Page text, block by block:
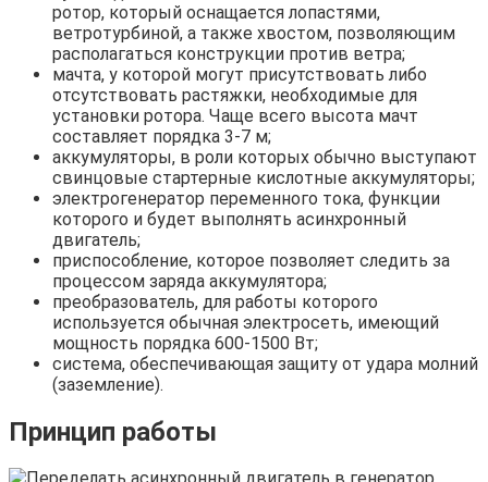
ротор, который оснащается лопастями,
ветротурбиной, а также хвостом, позволяющим
располагаться конструкции против ветра;
мачта, у которой могут присутствовать либо
отсутствовать растяжки, необходимые для
установки ротора. Чаще всего высота мачт
составляет порядка 3-7 м;
аккумуляторы, в роли которых обычно выступают
свинцовые стартерные кислотные аккумуляторы;
электрогенератор переменного тока, функции
которого и будет выполнять асинхронный
двигатель;
приспособление, которое позволяет следить за
процессом заряда аккумулятора;
преобразователь, для работы которого
используется обычная электросеть, имеющий
мощность порядка 600-1500 Вт;
система, обеспечивающая защиту от удара молний
(заземление).
Принцип работы